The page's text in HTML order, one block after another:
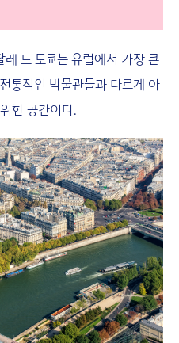
드 도쿄는 유럽에서 가장 큰
통적인 박물관들과 다르게 아
한 공간이다.